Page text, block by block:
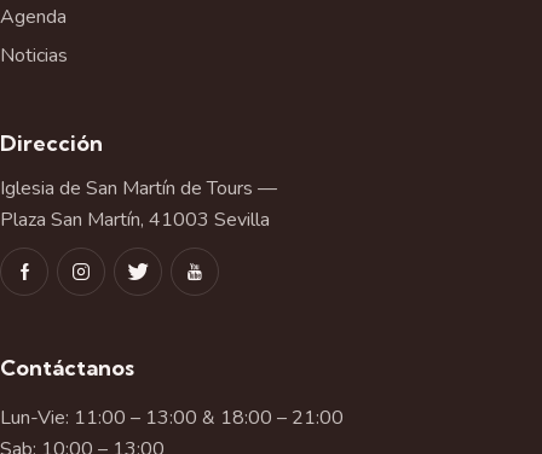
Agenda
Noticias
Dirección
Iglesia de San Martín de Tours —
Plaza San Martín, 41003 Sevilla
Contáctanos
Lun-Vie: 11:00 – 13:00 & 18:00 – 21:00